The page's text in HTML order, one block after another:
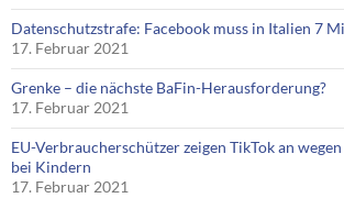
Datenschutzstrafe: Facebook muss in Italien 7
17. Februar 2021
Grenke – die nächste BaFin-Herausforderung?
17. Februar 2021
EU-Verbraucherschützer zeigen TikTok an
bei Kindern
17. Februar 2021